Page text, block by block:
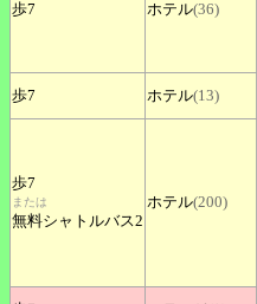
歩7 ホテル(36)
歩7 ホテル(13)
歩7
または
無料シャトルバス2
ホテル(200)